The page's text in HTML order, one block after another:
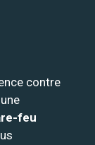
contre
feu